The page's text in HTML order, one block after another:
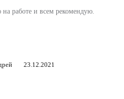
работе и всем рекомендую.
23.12.2021